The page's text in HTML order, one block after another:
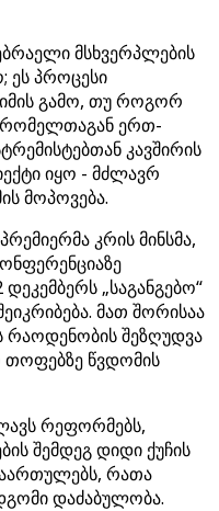
მსხვერპლების
ეს პროცესი
გამო, თუ როგორ
რომელთაგან ერთ-
კავშირის
იყო - მძლავრ
მოპოვება.
კრის მინსმა,
„საგანგებო“
მათ შორისაა
რაოდენობის შეზღუდვა
თოფებზე წვდომის
რეფორმებს,
შემდეგ დიდი ქუჩის
რათა
დაძაბულობა.